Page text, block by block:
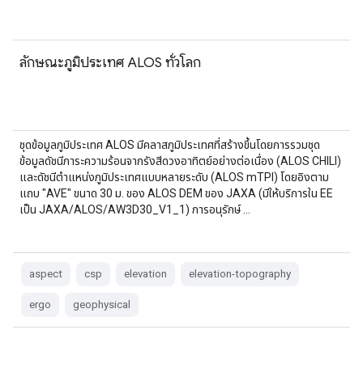
ลักษณะภูมิประเทศ ALOS ทั่วโลก
ชุดข้อมูลภูมิประเทศ ALOS มีคลาสภูมิประเทศที่สร้างขึ้นโดยการรวมชุด
ข้อมูลดัชนีภาระความร้อนจากรังสีดวงอาทิตย์อย่างต่อเนื่อง (ALOS CHILI)
และดัชนีตำแหน่งภูมิประเทศแบบหลายระดับ (ALOS mTPI) โดยอิงตาม
แถบ "AVE" ขนาด 30 ม. ของ ALOS DEM ของ JAXA (มีให้บริการใน EE
เป็น JAXA/ALOS/AW3D30_V1_1) การอนุรักษ์ …
aspect csp elevation elevation-topography
ergo geophysical